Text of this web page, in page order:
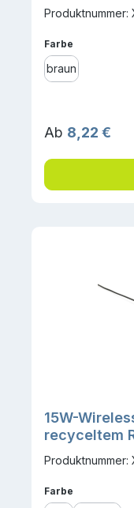
Produktnummer:
Farbe
braun
Regulärer
Ab 8,22 €
15W-
recyceltem
Produktnummer:
Farbe